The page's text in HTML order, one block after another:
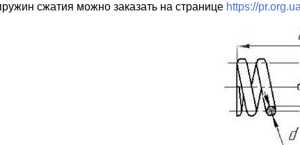
сжатия можно заказать на странице https://